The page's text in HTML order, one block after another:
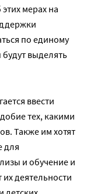
мерах на
по единому
выделять
ввести
тех, какими
Также им хотят
для
и обучение и
деятельности